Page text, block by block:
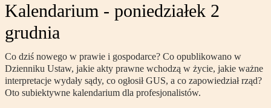
Kalendarium - poniedziałek 2
grudnia
Co dziś nowego w prawie i gospodarce? Co opublikowano w
Dzienniku Ustaw, jakie akty prawne wchodzą w życie, jakie ważne
interpretacje wydały sądy, co ogłosił GUS, a co zapowiedział rząd?
Oto subiektywne kalendarium dla profesjonalistów.